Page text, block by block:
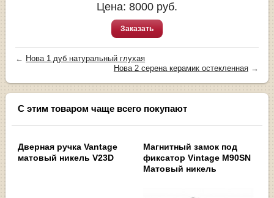
Цена: 8000 руб.
Заказать
← Нова 1 дуб натуральный глухая
Нова 2 серена керамик остекленная→
С этим товаром чаще всего покупают
Дверная ручка Vantage
матовый никель V23D
Магнитный замок под
фиксатор Vintage M90SN
Матовый никель